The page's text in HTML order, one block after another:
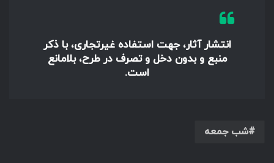
انتشار آثار، جهت استفاده غیرتجاری، با ذکر
منبع و بدون دخل و تصرف در طرح، بلامانع
است.
شب جمعه